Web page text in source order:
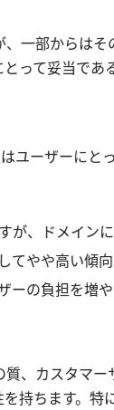
一部からは
って妥当であ
ユーザーにと
、ドメイン
やや高い傾向
の負担を増や
、カスタマ
持ちます。特